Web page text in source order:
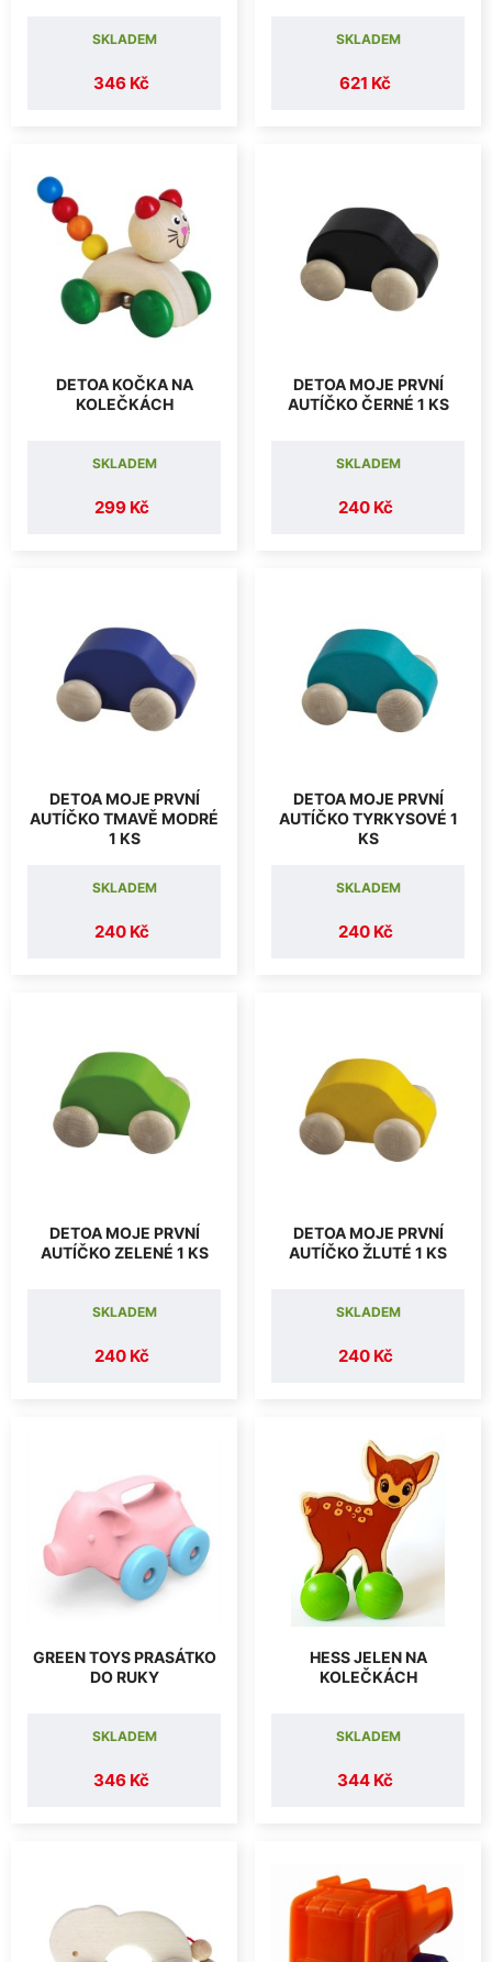
346 Kč
SKLADEM
621 Kč
SKLADEM
DETOA KOČKA NA
KOLEČKÁCH
299 Kč
SKLADEM
DETOA MOJE PRVNÍ
AUTÍČKO ČERNÉ 1 KS
240 Kč
SKLADEM
DETOA MOJE PRVNÍ
AUTÍČKO TMAVĚ MODRÉ
1 KS
240 Kč
SKLADEM
DETOA MOJE PRVNÍ
AUTÍČKO TYRKYSOVÉ 1
KS
240 Kč
SKLADEM
DETOA MOJE PRVNÍ
AUTÍČKO ZELENÉ 1 KS
240 Kč
SKLADEM
DETOA MOJE PRVNÍ
AUTÍČKO ŽLUTÉ 1 KS
240 Kč
SKLADEM
GREEN TOYS PRASÁTKO
DO RUKY
346 Kč
SKLADEM
HESS JELEN NA
KOLEČKÁCH
344 Kč
SKLADEM